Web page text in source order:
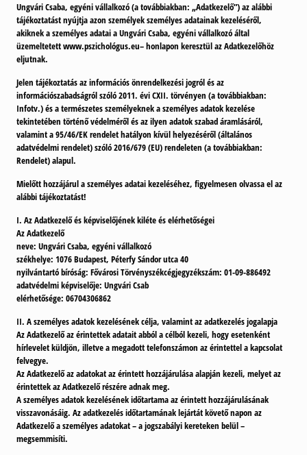
Ungvári Csaba, egyéni vállalkozó (a továbbiakban: „Adatkezelő”) az alábbi
tájékoztatást nyújtja azon személyek személyes adatainak kezeléséről,
akiknek a személyes adatai a Ungvári Csaba, egyéni vállalkozó által
üzemeltetett www.pszichológus.eu– honlapon keresztül az Adatkezelőhöz
eljutnak.
Jelen tájékoztatás az információs önrendelkezési jogról és az
információszabadságról szóló 2011. évi CXII. törvényen (a továbbiakban:
Infotv.) és a természetes személyeknek a személyes adatok kezelése
tekintetében történő védelméről és az ilyen adatok szabad áramlásáról,
valamint a 95/46/EK rendelet hatályon kívül helyezéséről (általános
adatvédelmi rendelet) szóló 2016/679 (EU) rendeleten (a továbbiakban:
Rendelet) alapul.
Mielőtt hozzájárul a személyes adatai kezeléséhez, figyelmesen olvassa el az
alábbi tájékoztatást!
I. Az Adatkezelő és képviselőjének kiléte és elérhetőségei
Az Adatkezelő
neve: Ungvári Csaba, egyéni vállalkozó
székhelye: 1076 Budapest, Péterfy Sándor utca 40
nyilvántartó bíróság: Fővárosi Törvényszékcégjegyzékszám: 01-09-886492
adatvédelmi képviselője: Ungvári Csab
elérhetősége: 06704306862
II. A személyes adatok kezelésének célja, valamint az adatkezelés jogalapja
Az Adatkezelő az érintettek adatait abból a célból kezeli, hogy esetenként
hírlevelet küldjön, illetve a megadott telefonszámon az érintettel a kapcsolat
felvegye.
Az Adatkezelő az adatokat az érintett hozzájárulása alapján kezeli, melyet az
érintettek az Adatkezelő részére adnak meg.
A személyes adatok kezelésének időtartama az érintett hozzájárulásának
visszavonásáig. Az adatkezelés időtartamának lejártát követő napon az
Adatkezelő a személyes adatokat – a jogszabályi kereteken belül –
megsemmisíti.